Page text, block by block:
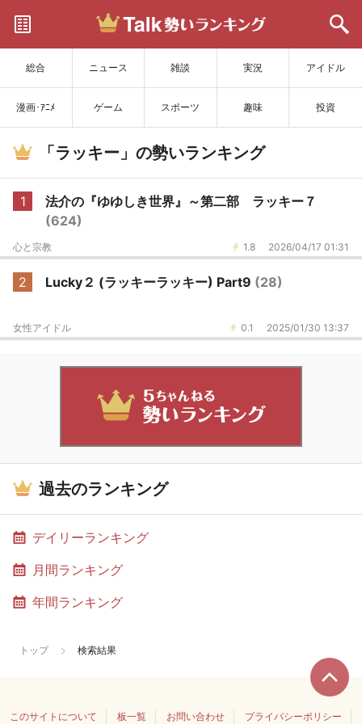
総合 ニュース 雑談 実況 アイドル
漫画･ｱﾆﾒ ゲーム スポーツ 趣味 投資
サイトを更新
「ラッキー」の勢いランキング
1
法介の『ゆゆしき世界』～第二部 ラッキー７
(624)
1.8 2026/04/17 01:31
心と宗教
2 Lucky２ (ラッキーラッキー) Part9 (28)
0.1 2025/01/30 13:37
女性アイドル
過去のランキング
デイリーランキング
月間ランキング
年間ランキング
トップ 検索結果
このサイトについて 板一覧 お問い合わせ プライバシーポリシー